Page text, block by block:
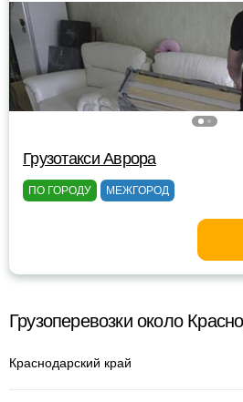
Грузотакси Аврора
ПО ГОРОДУ МЕЖГОРОД
Грузоперевозки около
Краснодарский край